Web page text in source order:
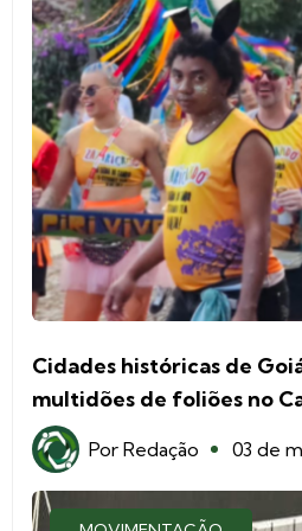
Cidades históricas de
multidões de foliões no
Por Redação 03 de